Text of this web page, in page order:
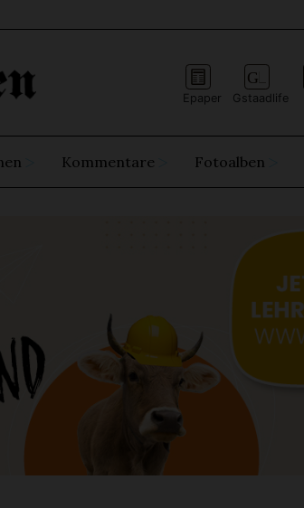
Epaper Gstaadlife
Kommentare Fotoalben